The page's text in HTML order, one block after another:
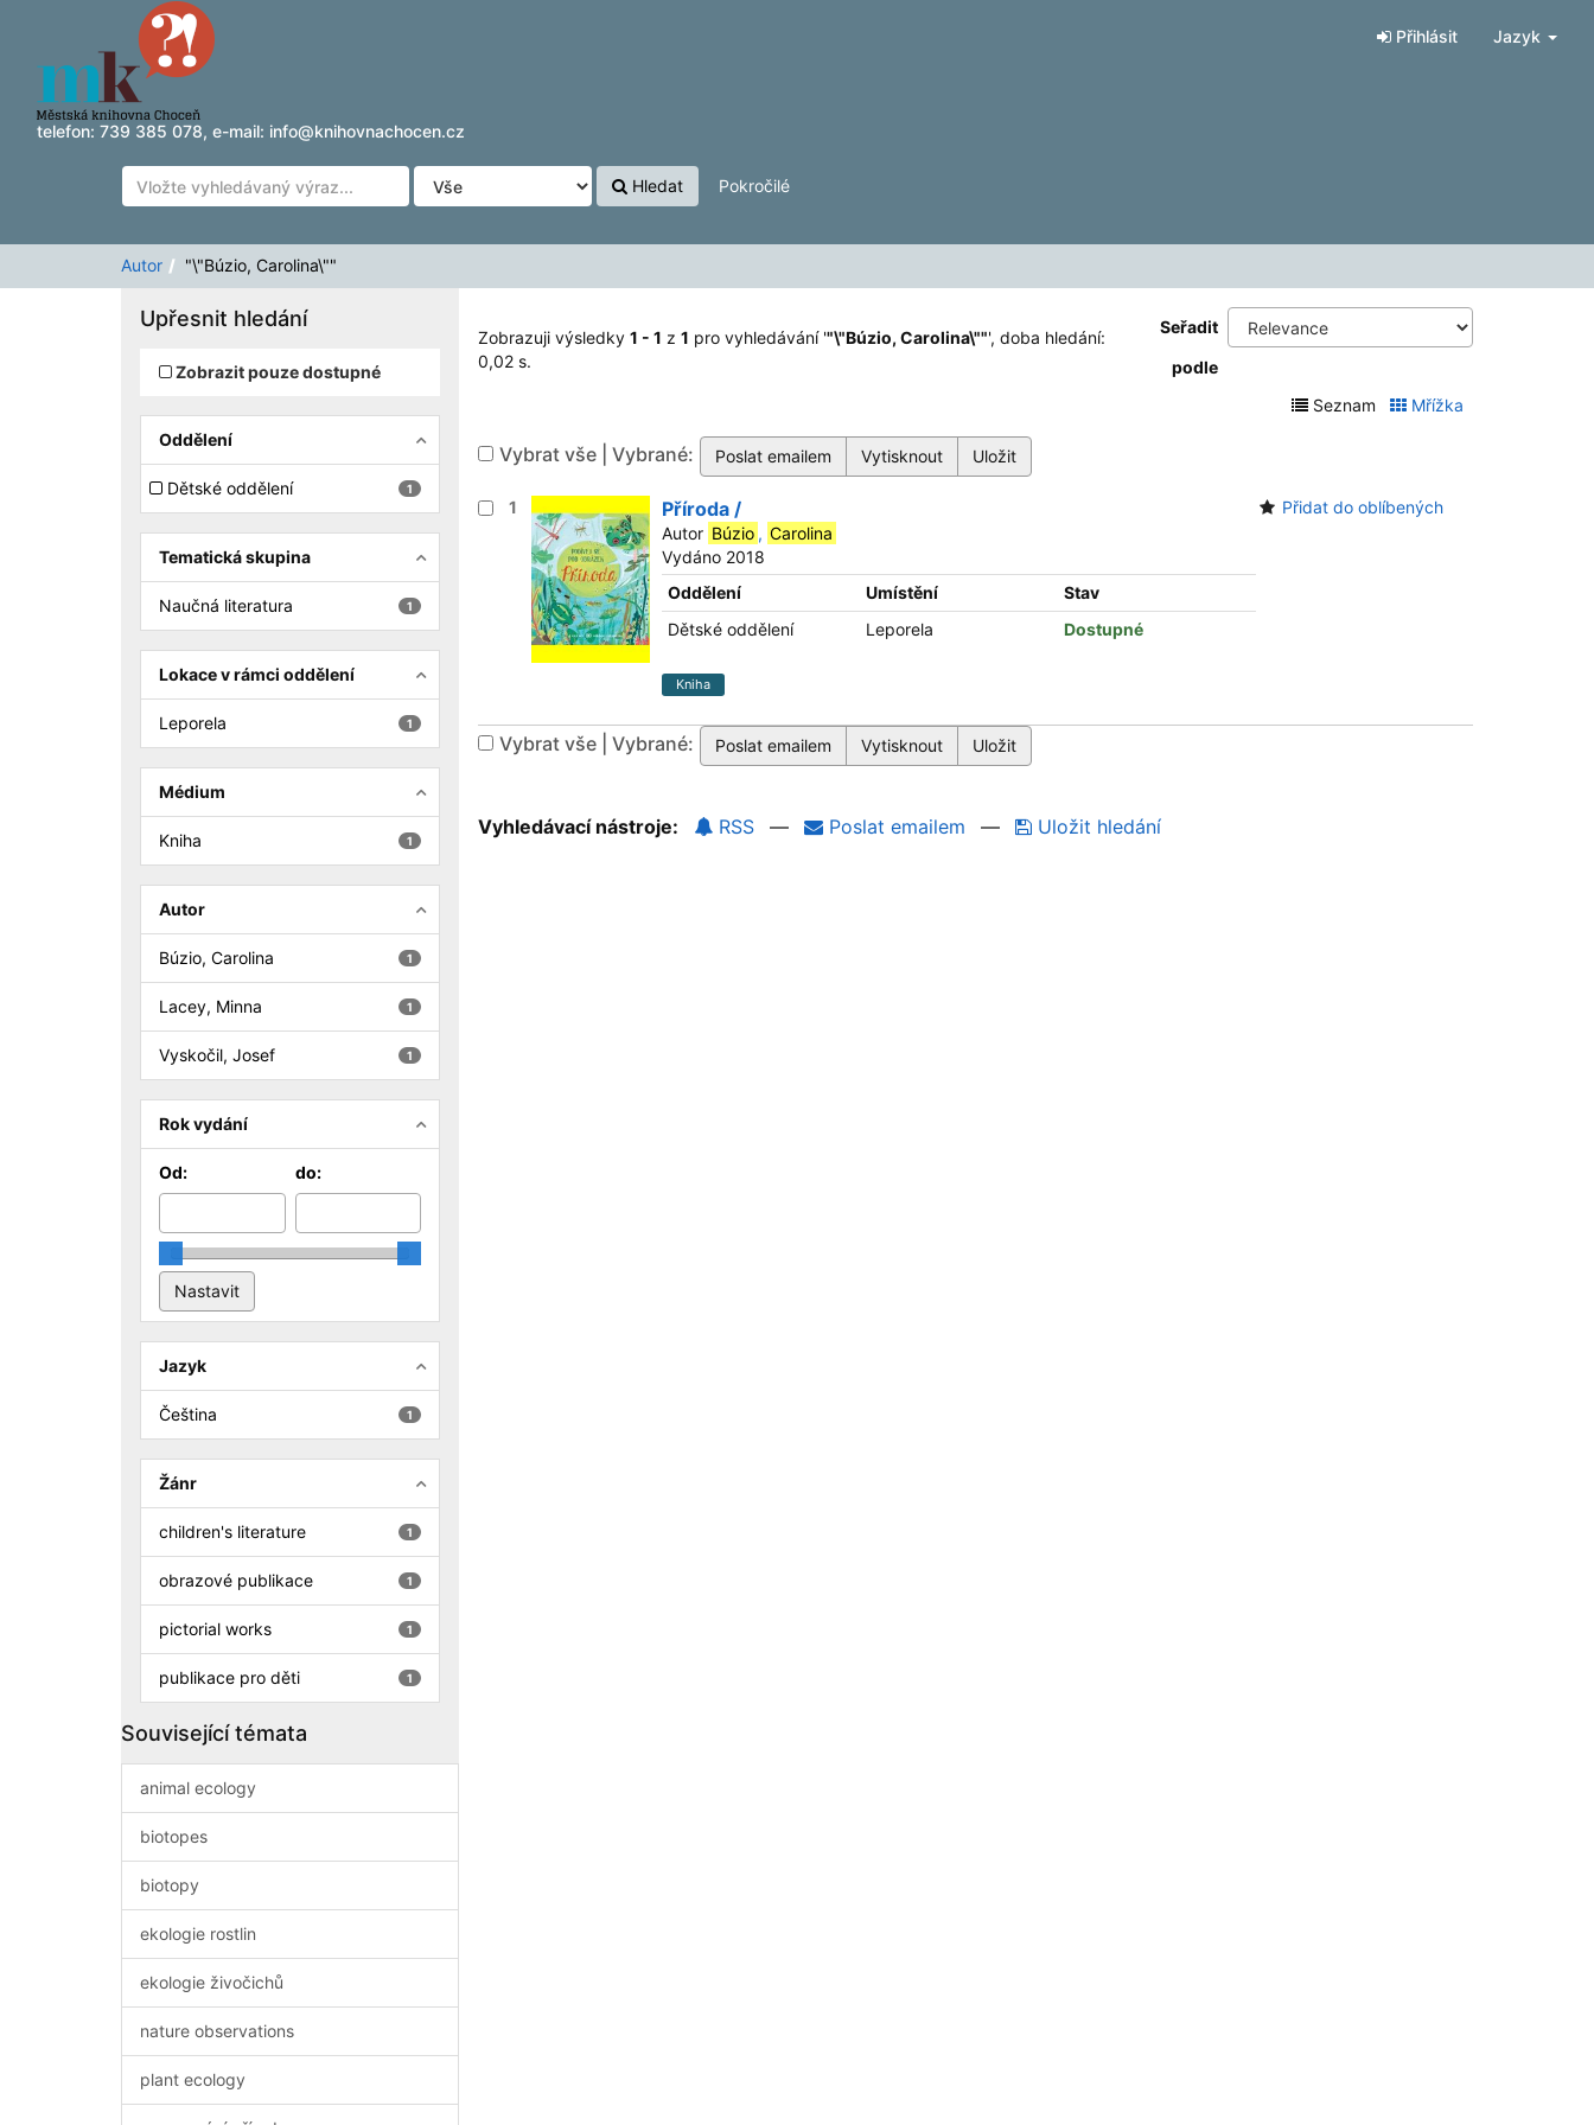
Zobrazuji výsledky1 - 1z1
Přeskočit na obsah
telefon: 739 385 078, e-mail: info@knihovnachocen.cz
Přihlásit Jazyk
Hledat Pokročilé
Autor "\"Búzio, Carolina\""
Zobrazuji výsledky 1 - 1 z 1 pro vyhledávání '"\"Búzio, Carolina\""', doba hledání:
0,02 s.
Seřadit
podle
Seznam
Mřížka
Vybrat vše | Vybrané:
1 Příroda /
Autor Búzio , Carolina
Vydáno 2018
Oddělení
Umístění
Stav
Dětské oddělení
Leporela Dostupné
Kniha
Přidat do oblíbených
Vybrat vše | Vybrané:
Vyhledávací nástroje: RSS — Poslat emailem — Uložit hledání
Upřesnit hledání
Zobrazit pouze dostupné
Oddělení
1
Dětské oddělení
Tematická skupina
1
Naučná literatura
Lokace v rámci oddělení
1
Leporela
Médium
1
Kniha
Autor
1
Búzio, Carolina
1
Lacey, Minna
1
Vyskočil, Josef
Rok vydání
Od: do:
Jazyk
1
Čeština
Žánr
1
children's literature
1
obrazové publikace
1
pictorial works
1
publikace pro děti
Související témata
animal ecology
biotopes
biotopy
ekologie rostlin
ekologie živočichů
nature observations
plant ecology